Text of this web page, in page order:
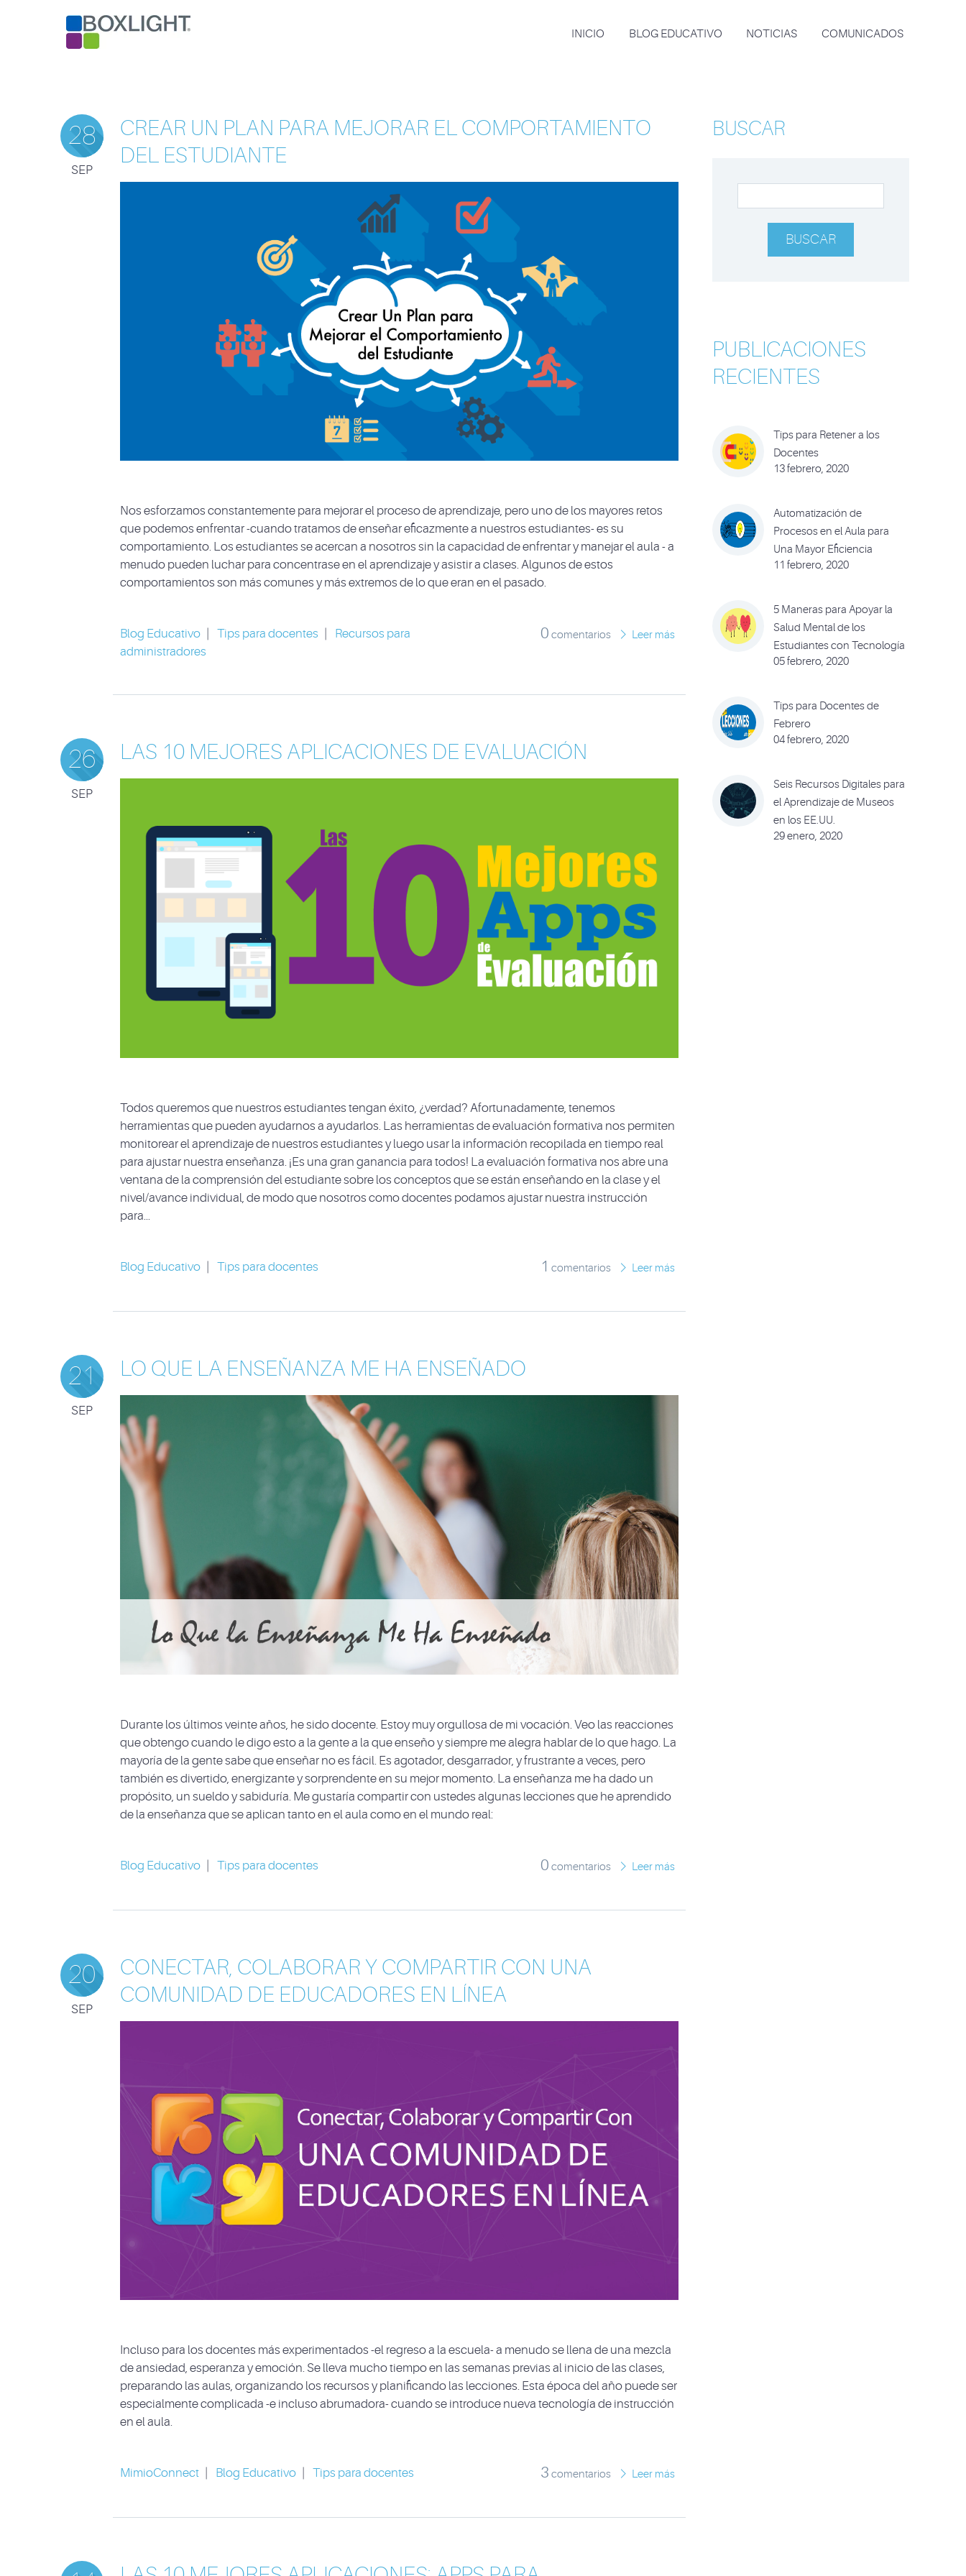
INICIO BLOG EDUCATIVO NOTICIAS COMUNICADOS
28
SEP
CREAR UN PLAN PARA MEJORAR EL COMPORTAMIENTO
DEL ESTUDIANTE
Nos esforzamos constantemente para mejorar el proceso de aprendizaje, pero uno de los mayores retos
que podemos enfrentar -cuando tratamos de enseñar eficazmente a nuestros estudiantes- es su
comportamiento. Los estudiantes se acercan a nosotros sin la capacidad de enfrentar y manejar el aula - a
menudo pueden luchar para concentrase en el aprendizaje y asistir a clases. Algunos de estos
comportamientos son más comunes y más extremos de lo que eran en el pasado.
Blog Educativo Tips para docentes
Recursos para
administradores
0 comentarios Leer más
26
SEP
LAS 10 MEJORES APLICACIONES DE EVALUACIÓN
Todos queremos que nuestros estudiantes tengan éxito, ¿verdad? Afortunadamente, tenemos
herramientas que pueden ayudarnos a ayudarlos. Las herramientas de evaluación formativa nos permiten
monitorear el aprendizaje de nuestros estudiantes y luego usar la información recopilada en tiempo real
para ajustar nuestra enseñanza. ¡Es una gran ganancia para todos! La evaluación formativa nos abre una
ventana de la comprensión del estudiante sobre los conceptos que se están enseñando en la clase y el
nivel/avance individual, de modo que nosotros como docentes podamos ajustar nuestra instrucción
para...
Blog Educativo Tips para docentes 1 comentarios Leer más
21
SEP
LO QUE LA ENSEÑANZA ME HA ENSEÑADO
Durante los últimos veinte años, he sido docente. Estoy muy orgullosa de mi vocación. Veo las reacciones
que obtengo cuando le digo esto a la gente a la que enseño y siempre me alegra hablar de lo que hago. La
mayoría de la gente sabe que enseñar no es fácil. Es agotador, desgarrador, y frustrante a veces, pero
también es divertido, energizante y sorprendente en su mejor momento. La enseñanza me ha dado un
propósito, un sueldo y sabiduría. Me gustaría compartir con ustedes algunas lecciones que he aprendido
de la enseñanza que se aplican tanto en el aula como en el mundo real:
Blog Educativo Tips para docentes 0 comentarios Leer más
20
SEP
CONECTAR, COLABORAR Y COMPARTIR CON UNA
COMUNIDAD DE EDUCADORES EN LÍNEA
Incluso para los docentes más experimentados -el regreso a la escuela- a menudo se llena de una mezcla
de ansiedad, esperanza y emoción. Se lleva mucho tiempo en las semanas previas al inicio de las clases,
preparando las aulas, organizando los recursos y planificando las lecciones. Esta época del año puede ser
especialmente complicada -e incluso abrumadora- cuando se introduce nueva tecnología de instrucción
en el aula.
MimioConnect Blog Educativo Tips para docentes 3 comentarios Leer más
BUSCAR
BUSCAR
PUBLICACIONES
RECIENTES
Tips para Retener a los
Docentes
13 febrero, 2020
Automatización de
Procesos en el Aula para
Una Mayor Eficiencia
11 febrero, 2020
5 Maneras para Apoyar la
Salud Mental de los
Estudiantes con Tecnología
05 febrero, 2020
Tips para Docentes de
Febrero
04 febrero, 2020
Seis Recursos Digitales para
el Aprendizaje de Museos
en los EE.UU.
29 enero, 2020